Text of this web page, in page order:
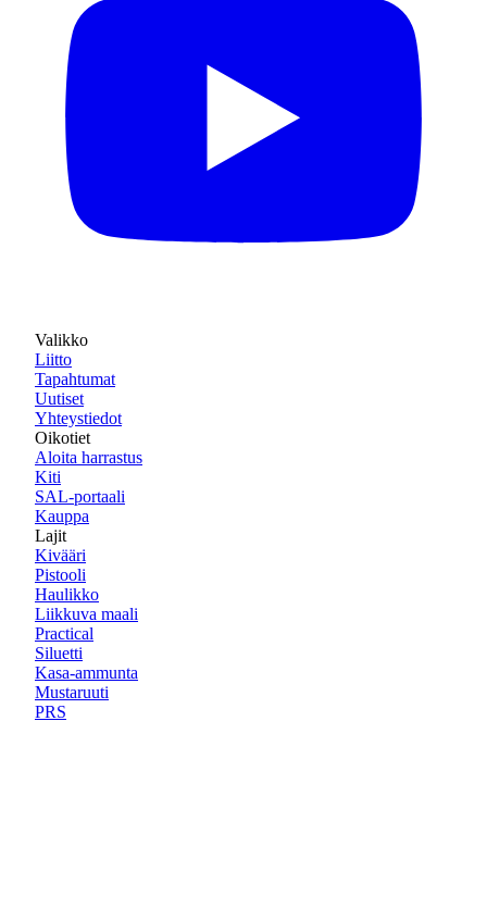
Valikko
Liitto
Tapahtumat
Uutiset
Yhteystiedot
Oikotiet
Aloita harrastus
Kiti
SAL-portaali
Kauppa
Lajit
Kivääri
Pistooli
Haulikko
Liikkuva maali
Practical
Siluetti
Kasa-ammunta
Mustaruuti
PRS